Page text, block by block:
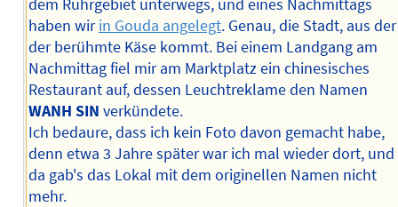
dem Ruhrgebiet unterwegs, und eines Nachmittags
haben wirin Gouda angelegt. Genau, die Stadt, aus der
der berühmte Käse kommt. Bei einem Landgang am
Nachmittag fiel mir am Marktplatz ein chinesisches
Restaurant auf, dessen Leuchtreklame den Namen
WANH SIN verkündete.
Ich bedaure, dass ich kein Foto davon gemacht habe,
denn etwa 3 Jahre später war ich mal wieder dort, und
da gab's das Lokal mit dem originellen Namen nicht
mehr.